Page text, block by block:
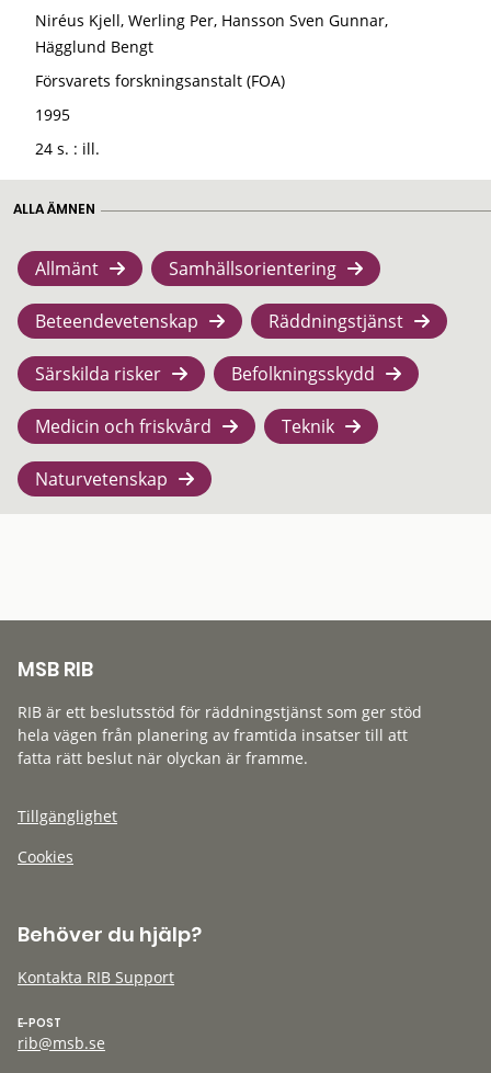
Niréus Kjell, Werling Per, Hansson Sven Gunnar,
Hägglund Bengt
Försvarets forskningsanstalt (FOA)
1995
24 s. : ill.
ALLA ÄMNEN
Allmänt Samhällsorientering
Beteendevetenskap Räddningstjänst
Särskilda risker Befolkningsskydd
Medicin och friskvård Teknik
Naturvetenskap
MSB RIB
RIB är ett beslutsstöd för räddningstjänst som ger stöd
hela vägen från planering av framtida insatser till att
fatta rätt beslut när olyckan är framme.
Tillgänglighet
Cookies
Behöver du hjälp?
Kontakta RIB Support
E-POST
rib@msb.se